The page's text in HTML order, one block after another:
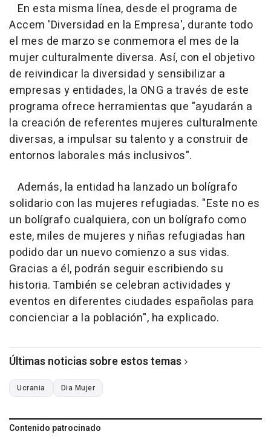
En esta misma línea, desde el programa de
Accem 'Diversidad en la Empresa', durante todo
el mes de marzo se conmemora el mes de la
mujer culturalmente diversa. Así, con el objetivo
de reivindicar la diversidad y sensibilizar a
empresas y entidades, la ONG a través de este
programa ofrece herramientas que "ayudarán a
la creación de referentes mujeres culturalmente
diversas, a impulsar su talento y a construir de
entornos laborales más inclusivos".
Además, la entidad ha lanzado un bolígrafo
solidario con las mujeres refugiadas. "Este no es
un bolígrafo cualquiera, con un bolígrafo como
este, miles de mujeres y niñas refugiadas han
podido dar un nuevo comienzo a sus vidas.
Gracias a él, podrán seguir escribiendo su
historia. También se celebran actividades y
eventos en diferentes ciudades españolas para
concienciar a la población", ha explicado.
Últimas noticias sobre estos temas
Ucrania Dia Mujer
Contenido patrocinado